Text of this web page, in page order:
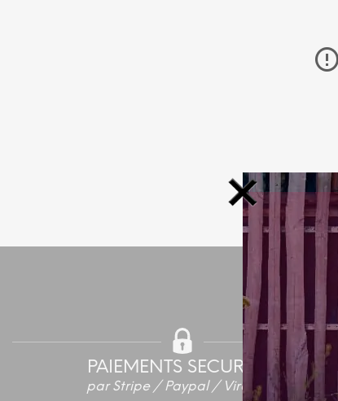
PAIEMENTS SECURISES
par Stripe / Paypal / Virement